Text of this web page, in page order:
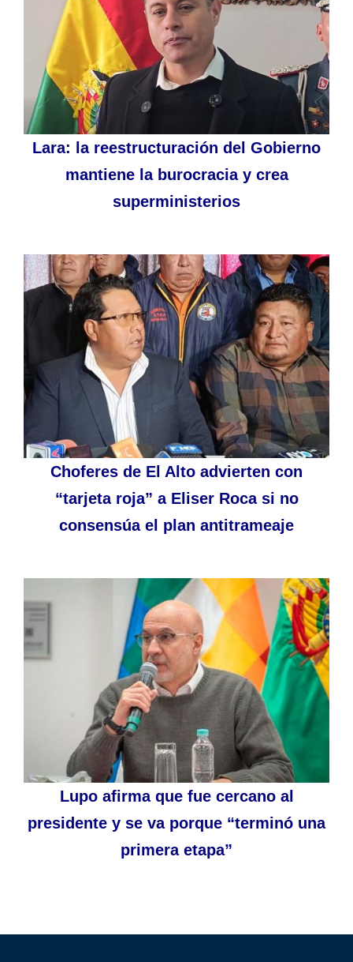
Lara: la reestructuración del Gobierno
mantiene la burocracia y crea
superministerios
Choferes de El Alto advierten con
“tarjeta roja” a Eliser Roca si no
consensúa el plan antitrameaje
Lupo afirma que fue cercano al
presidente y se va porque “terminó una
primera etapa”